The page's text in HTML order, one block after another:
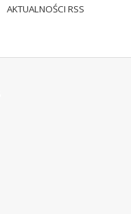
AKTUALNOŚCI RSS